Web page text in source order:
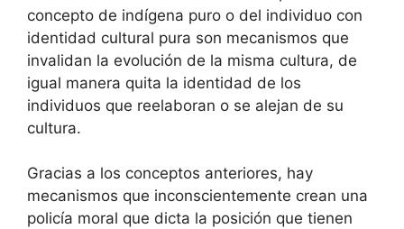
concepto de indígena puro o del individuo con
identidad cultural pura son mecanismos que
invalidan la evolución de la misma cultura, de
igual manera quita la identidad de los
individuos que reelaboran o se alejan de su
cultura.
Gracias a los conceptos anteriores, hay
mecanismos que inconscientemente crean una
policía moral que dicta la posición que tienen